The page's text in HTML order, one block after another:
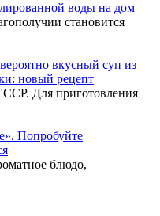
воды на дом
становится
вкусный суп из
новый рецепт
Для приготовления
Попробуйте
блюдо,